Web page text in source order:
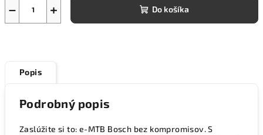
+
− Do košíka
Popis
Podrobný popis
Zaslúžite si to: e-MTB Bosch bez kompromisov. S